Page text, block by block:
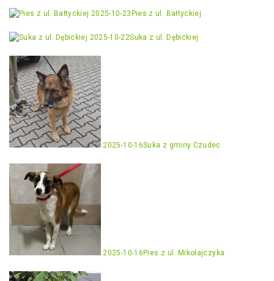
2025-10-23 Pies z ul. Bałtyckiej
2025-10-22Suka z ul. Dębickiej
2025-10-16Suka z gminy Czudec
2025-10-16 Pies z ul. Mikołajczyka